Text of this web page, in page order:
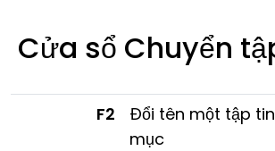
Cửa sổ Chuyển
F2
Đổi tên một tập
mục